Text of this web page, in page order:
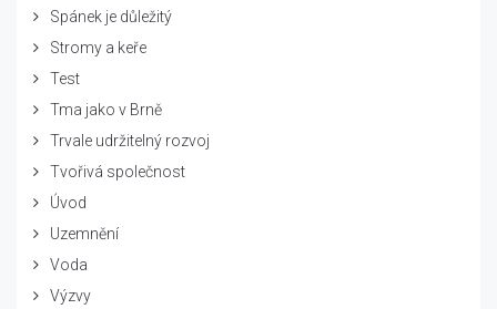
Spánek je důležitý
Stromy a keře
Test
Tma jako v Brně
Trvale udržitelný rozvoj
Tvořivá společnost
Úvod
Uzemnění
Voda
Výzvy